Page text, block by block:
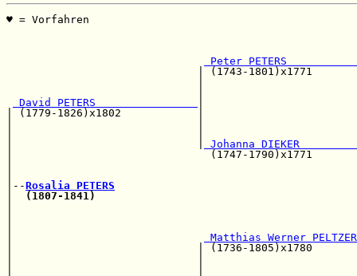
♥ =
Peter
| (1743-
David PETERS
| (1779-1826)x1802            |
Johanna
|                               (1747-
|--Rosalia PETERS
(1807-1841)
Matthias Werner
|                             | (1736-